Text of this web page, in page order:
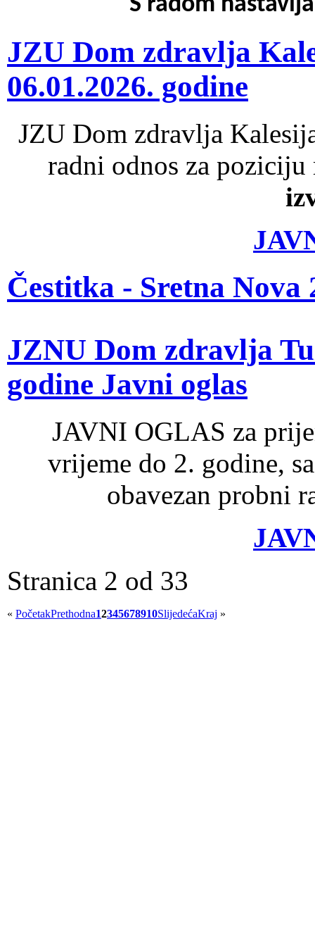
S radom
JZU Dom zdravlja
06.01.2026. godine
JZU Dom zdravlja
radni odnos za
Čestitka - Sretna Nova
JZNU Dom zdravlja
godine Javni oglas
JAVNI OGLAS za
vrijeme do 2. godine,
obavezan probni
Stranica 2 od 33
« PočetakPrethodna12345678910SlijedećaKraj »